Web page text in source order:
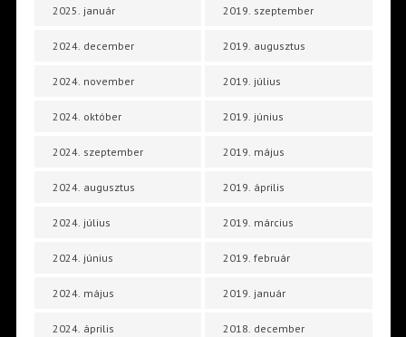
2025. január
2024. december
2024. november
2024. október
2024. szeptember
2024. augusztus
2024. július
2024. június
2024. május
2024. április
2019. szeptember
2019. augusztus
2019. július
2019. június
2019. május
2019. április
2019. március
2019. február
2019. január
2018. december